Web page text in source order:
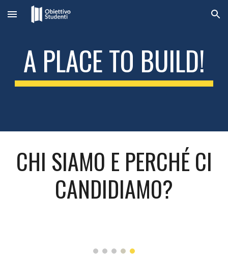
Skip to main content Skip to navigation
A PLACE TO BUILD!
CHI SIAMO E PERCHÉ CI
CANDIDIAMO?